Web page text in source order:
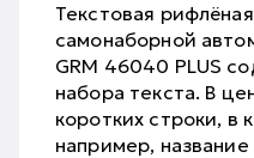
Текстовая
самонаборной
GRM 46040 PLUS
набора текста. В
коротких строки, в
например,